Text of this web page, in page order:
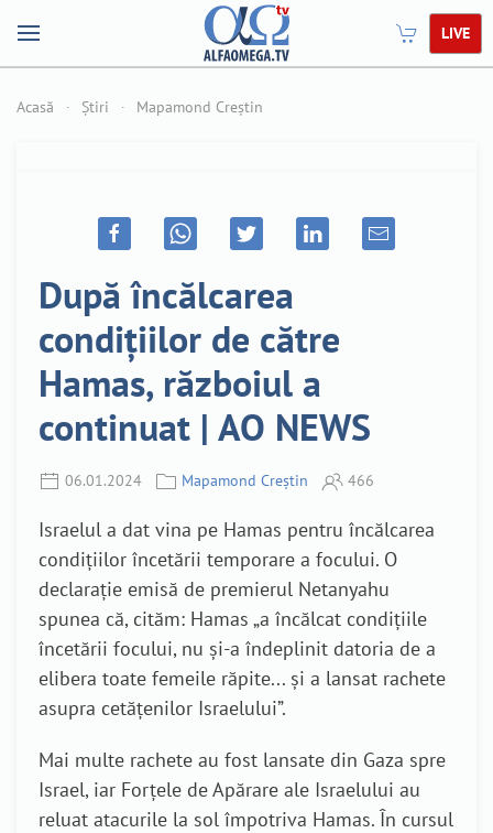
LIVE
Acasă Știri Mapamond Creștin
După încălcarea
condițiilor de către
Hamas, războiul a
continuat | AO NEWS
06.01.2024 Mapamond Creștin 466
Israelul a dat vina pe Hamas pentru încălcarea
condițiilor încetării temporare a focului. O
declarație emisă de premierul Netanyahu
spunea că, cităm: Hamas „a încălcat condițiile
încetării focului, nu și-a îndeplinit datoria de a
elibera toate femeile răpite... și a lansat rachete
asupra cetățenilor Israelului”.
Mai multe rachete au fost lansate din Gaza spre
Israel, iar Forțele de Apărare ale Israelului au
reluat atacurile la sol împotriva Hamas. În cursul